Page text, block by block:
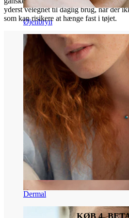
Øjenbryn
Dermal
yderst velegnet til daglig brug, når der
som kan risikere at hænge fast i tøjet.